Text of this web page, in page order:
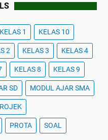
KELAS 1 KELAS 10
2 KELAS 3 KELAS 4
KELAS 8 KELAS 9
SD MODUL AJAR SMA
PROTA SOAL